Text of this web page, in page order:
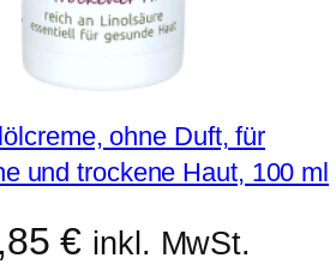
ohne Duft, für
und trockene Haut, 100 ml
€ inkl. MwSt.